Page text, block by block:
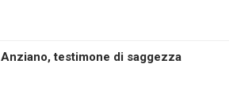
Anziano, testimone di saggezza